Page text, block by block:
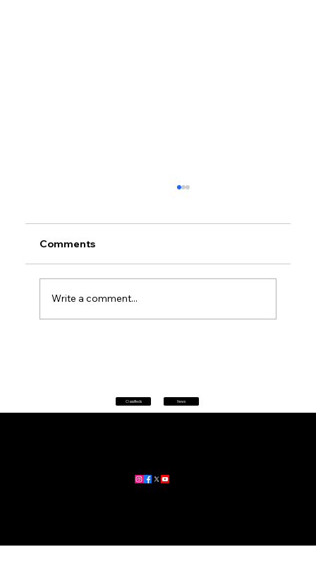
Classifieds News
Comments
Write a comment...
updates, and stories from Australia and Sri Lanka.
Stay informed with breaking news, business insights,